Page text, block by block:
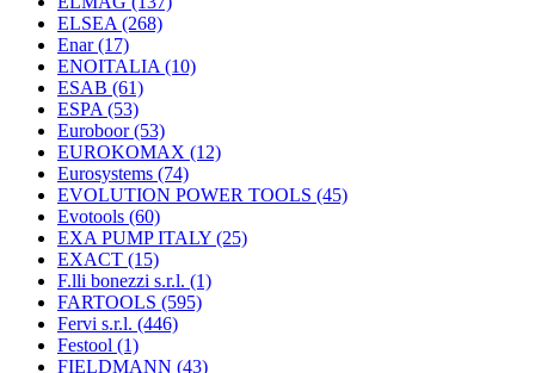
ELSEA (268)
Enar(17)
ENOITALIA (10)
ESAB (61)
ESPA (53)
Euroboor(53)
EUROKOMAX (12)
Eurosystems (74)
EVOLUTION POWER TOOLS (45)
Evotools (60)
EXA PUMP ITALY (25)
EXACT (15)
F.lli bonezzi s.r.l. (1)
FARTOOLS (595)
Fervi s.r.l. (446)
Festool (1)
FIELDMANN (43)